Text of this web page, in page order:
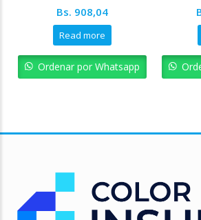
Bs. 908,04
Read more
Ordenar por Whatsapp